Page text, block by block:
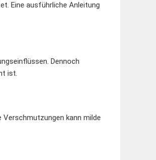
Eine ausführliche Anleitung
Dennoch
ist.
kann milde